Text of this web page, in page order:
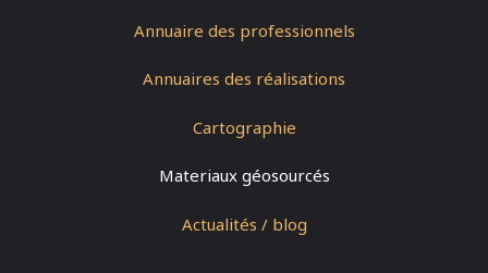
Annuaire des professionnels
Annuaires des réalisations
Cartographie
Materiaux géosourcés
Actualités / blog